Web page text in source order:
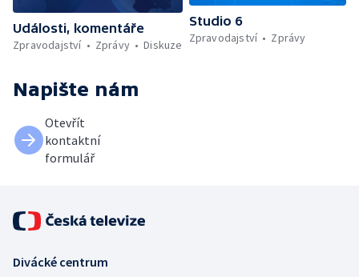
Události, komentáře
Zpravodajství
Zprávy Diskuze
Studio 6
Zpravodajství
Zprávy
Napište nám
Otevřít
kontaktní
formulář
Divácké centrum